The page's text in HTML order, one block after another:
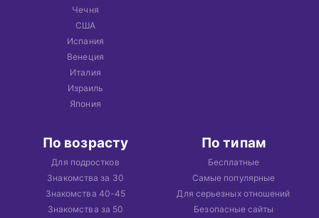
Чечня
США
Испания
Венеция
Италия
Израиль
Япония
По возрасту
Для подростков
Знакомства за 30
Знакомства 40-45
Знакомства за 50
По типам
Бесплатные
Самые популярные
Для серьезных отношений
Безопасные сайты